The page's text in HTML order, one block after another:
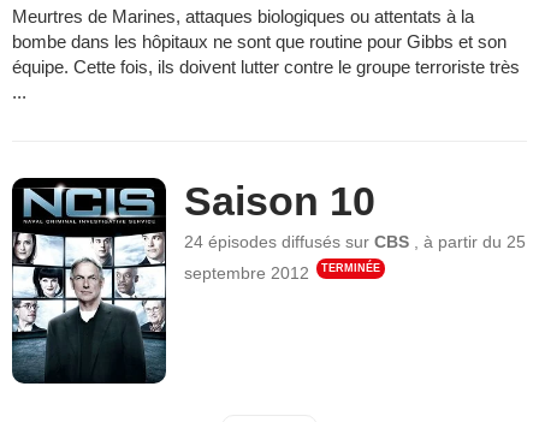
Meurtres de Marines, attaques biologiques ou attentats à la
bombe dans les hôpitaux ne sont que routine pour Gibbs et son
équipe. Cette fois, ils doivent lutter contre le groupe terroriste très
...
Saison 10
24 épisodes diffusés surCBS ,à partir du 25
septembre 2012
TERMINÉE